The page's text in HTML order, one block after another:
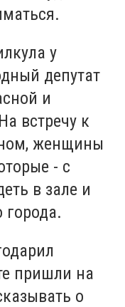
у
депутат
и
встречу к
женщины
- с
в зале и
города.
пришли на
о